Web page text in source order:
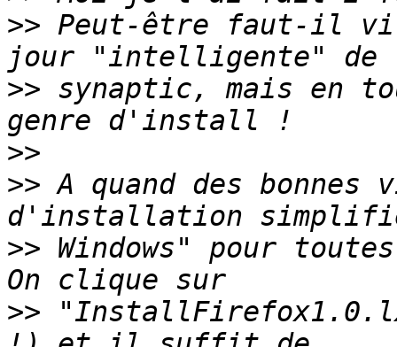
>> Peut-être faut-il
>> synaptic, mais en
>>
>> A quand des bonnes
>> Windows" pour
>>